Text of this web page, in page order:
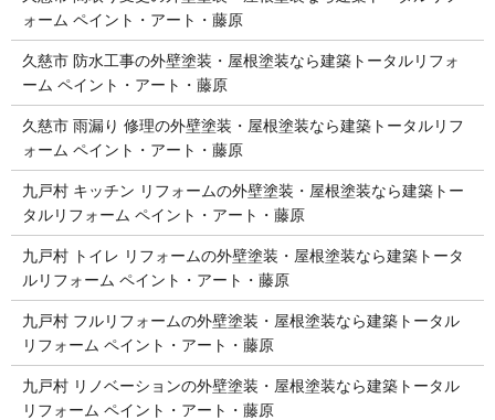
ォーム ペイント・アート・藤原
久慈市 防水工事の外壁塗装・屋根塗装なら建築トータルリフォ
ーム ペイント・アート・藤原
久慈市 雨漏り 修理の外壁塗装・屋根塗装なら建築トータルリフ
ォーム ペイント・アート・藤原
九戸村 キッチン リフォームの外壁塗装・屋根塗装なら建築トー
タルリフォーム ペイント・アート・藤原
九戸村 トイレ リフォームの外壁塗装・屋根塗装なら建築トータ
ルリフォーム ペイント・アート・藤原
九戸村 フルリフォームの外壁塗装・屋根塗装なら建築トータル
リフォーム ペイント・アート・藤原
九戸村 リノベーションの外壁塗装・屋根塗装なら建築トータル
リフォーム ペイント・アート・藤原